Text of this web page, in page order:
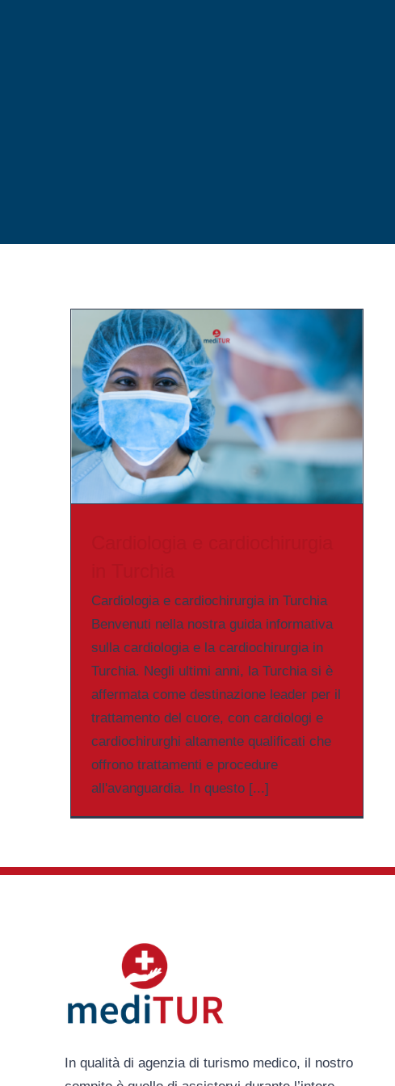
Cardiologia e cardiochirurgia in Turchia
Benvenuti nella nostra guida informativa
sulla cardiologia e la cardiochirurgia in
Turchia. Negli ultimi anni, la Turchia si è
affermata come destinazione leader per il
trattamento del cuore, con cardiologi e
cardiochirurghi altamente qualificati che
offrono trattamenti e procedure
all'avanguardia. In questo [...]
In qualità di agenzia di turismo medico, il nostro